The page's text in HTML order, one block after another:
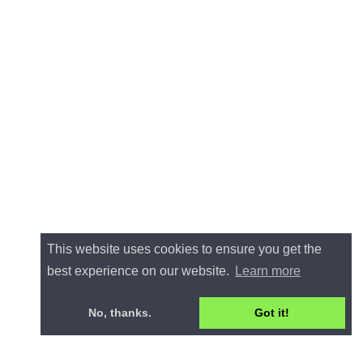
This website uses cookies to ensure you get the
best experience on our website.
Learn more
No, thanks. Got it!